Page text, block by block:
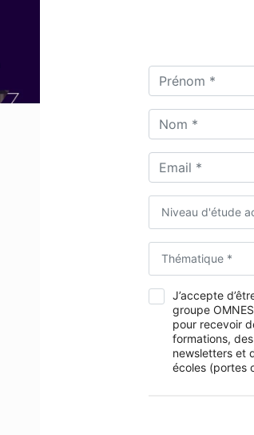
Niveau d'étude
Thématique *
J’accepte
groupe
pour recevoir
formations,
newsletters et
écoles (portes